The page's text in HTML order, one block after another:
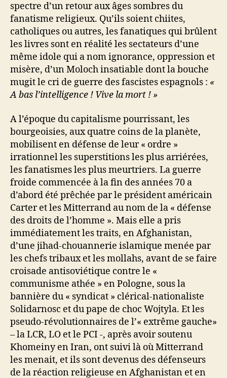
spectre d’un retour aux âges sombres du
fanatisme religieux. Qu’ils soient chiites,
catholiques ou autres, les fanatiques qui brûlent
les livres sont en réalité les sectateurs d’une
même idole qui a nom ignorance, oppression et
misère, d’un Moloch insatiable dont la bouche
mugit le cri de guerre des fascistes espagnols : «
A bas l’intelligence ! Vive la mort ! »
A l’époque du capitalisme pourrissant, les
bourgeoisies, aux quatre coins de la planète,
mobilisent en défense de leur « ordre »
irrationnel les superstitions les plus arriérées,
les fanatismes les plus meurtriers. La guerre
froide commencée à la fin des années 70 a
d’abord été prêchée par le président américain
Carter et les Mitterrand au nom de la « défense
des droits de l’homme ». Mais elle a pris
immédiatement les traits, en Afghanistan,
d’une jihad-chouannerie islamique menée par
les chefs tribaux et les mollahs, avant de se faire
croisade antisoviétique contre le «
communisme athée » en Pologne, sous la
bannière du « syndicat » clérical-nationaliste
Solidarnosc et du pape de choc Wojtyla. Et les
pseudo-révolutionnaires de l’« extrême gauche»
– la LCR, LO et le PCI -, après avoir soutenu
Khomeiny en Iran, ont suivi là où Mitterrand
les menait, et ils sont devenus des défenseurs
de la réaction religieuse en Afghanistan et en